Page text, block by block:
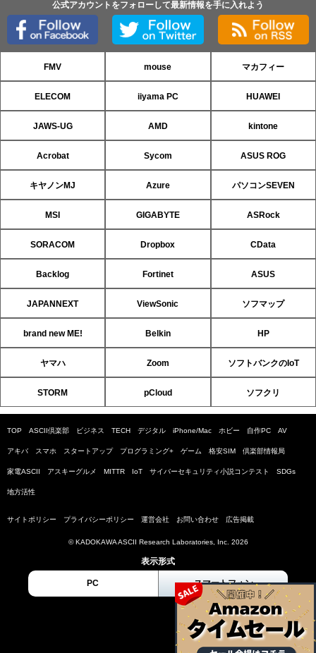
公式アカウントをフォローして最新情報を手に入れよう
FMV mouse マカフィー
ELECOM iiyama PC HUAWEI
JAWS-UG AMD kintone
Acrobat Sycom ASUS ROG
キヤノンMJ Azure パソコンSEVEN
MSI GIGABYTE ASRock
SORACOM Dropbox CData
Backlog Fortinet ASUS
JAPANNEXT ViewSonic ソフマップ
brand new ME! Belkin HP
ヤマハ Zoom ソフトバンクのIoT
STORM pCloud ソフクリ
TOP ASCII倶楽部 ビジネス TECH デジタル iPhone/Mac ホビー 自作PC AV
アキバ スマホ スタートアップ プログラミング+ ゲーム 格安SIM 倶楽部情報局
家電ASCII アスキーグルメ MITTR IoT サイバーセキュリティ小説コンテスト SDGs
地方活性
サイトポリシー プライバシーポリシー 運営会社 お問い合わせ 広告掲載
© KADOKAWA ASCII Research Laboratories, Inc. 2026
表示形式
PC スマートフォン